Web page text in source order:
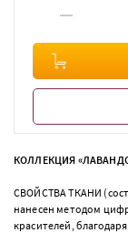
КОЛЛЕКЦИЯ
СВОЙСТВА ТКАНИ
нанесен методом
красителей,